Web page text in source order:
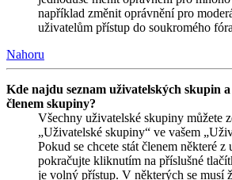
například změnit oprávnění pro
uživatelům přístup do soukromého
Nahoru
Kde najdu seznam uživatelských skupin
členem skupiny?
Všechny uživatelské skupiny můžete
„Uživatelské skupiny“ ve vašem
Pokud se chcete stát členem některé
pokračujte kliknutím na příslušné
je volný přístup. V některých se musí